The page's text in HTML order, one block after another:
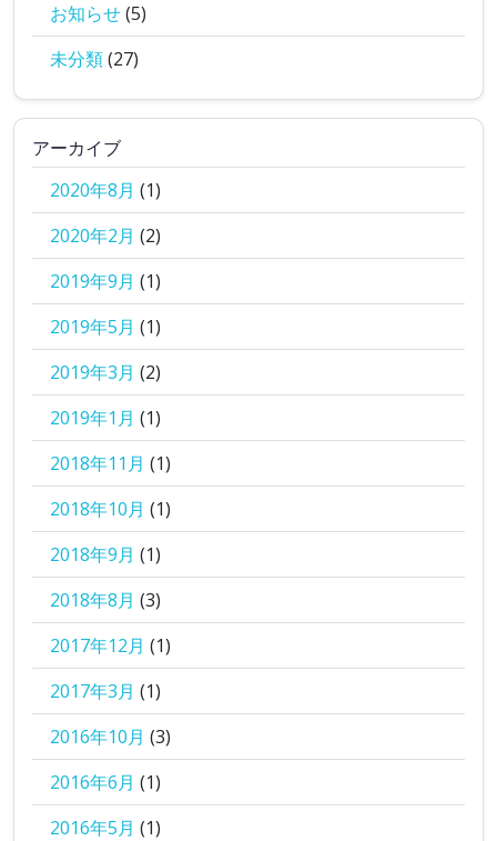
お知らせ(5)
未分類(27)
アーカイブ
2020年8月 (1)
2020年2月 (2)
2019年9月 (1)
2019年5月 (1)
2019年3月 (2)
2019年1月 (1)
2018年11月 (1)
2018年10月 (1)
2018年9月 (1)
2018年8月 (3)
2017年12月 (1)
2017年3月 (1)
2016年10月 (3)
2016年6月 (1)
2016年5月 (1)